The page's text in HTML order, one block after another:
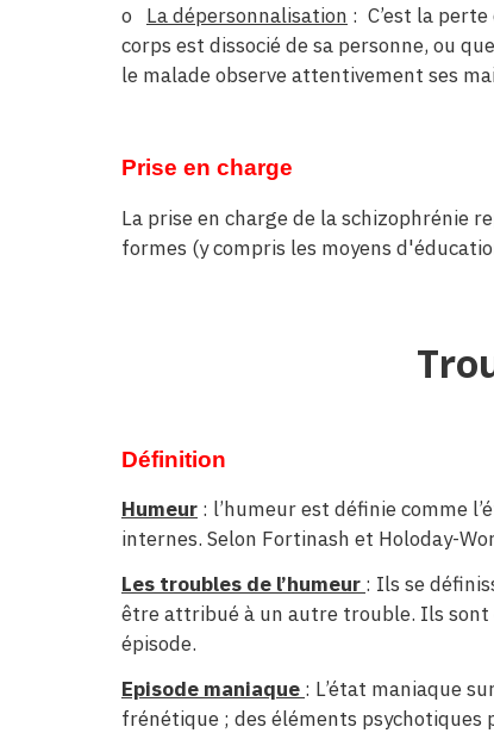
o La dépersonnalisation : C’est la
corps est dissocié de sa personne, ou
le malade observe attentivement ses
Prise en charge
La prise en charge de la schizophrénie
formes (y compris les moyens
Définition
Humeur : l’humeur est définie comme
internes. Selon Fortinash et Holoday-
Les troubles de l’humeur : Ils se
être attribué à un autre trouble. Ils sont
épisode.
Episode maniaque : L’état maniaque
frénétique ; des éléments